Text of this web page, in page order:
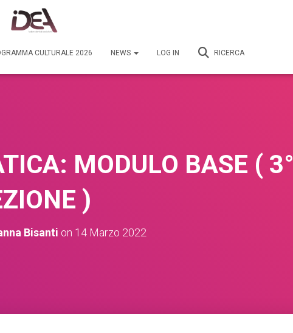
CULTURALE 2026 NEWS LOG IN RICERCA
MODULO BASE ( 3°
)
Bisanti on 14 Marzo 2022